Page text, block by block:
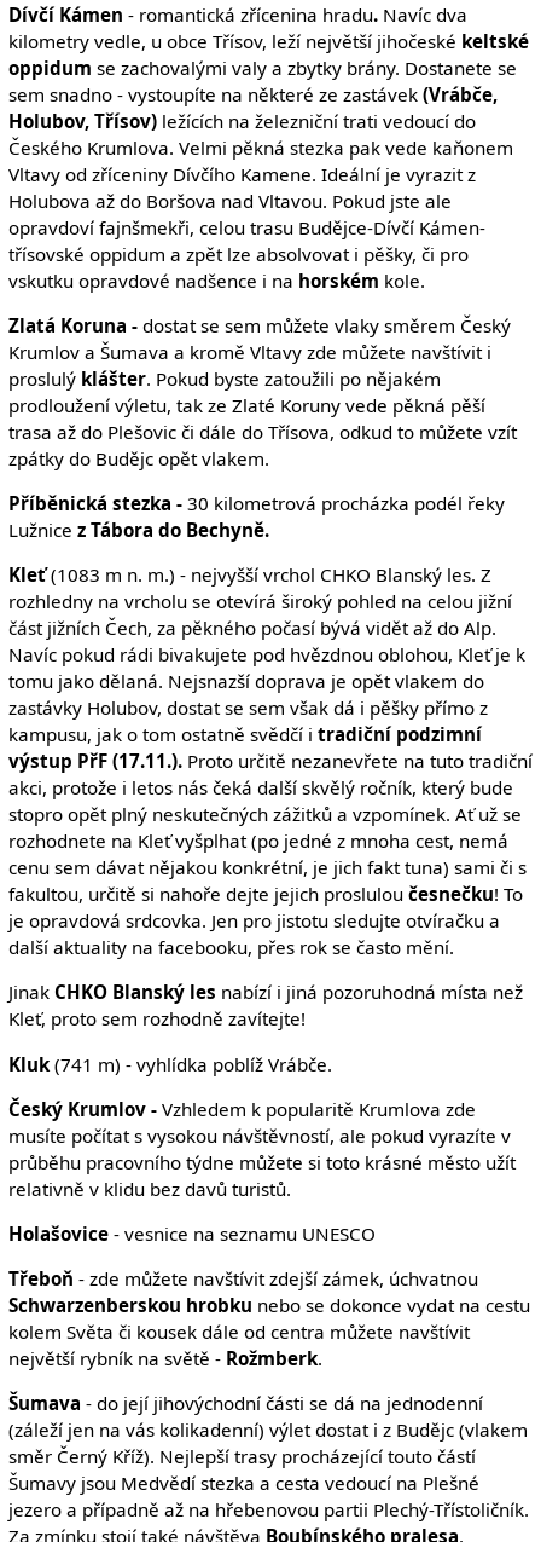
Dívčí Kámen - romantická zřícenina hradu.Navíc dva
kilometry vedle, u obce Třísov, leží největší jihočeské keltské
oppidum se zachovalými valy a zbytky brány. Dostanete se
sem snadno - vystoupíte na některé ze zastávek (Vrábče,
Holubov, Třísov)ležících na železniční trati vedoucí do
Českého Krumlova. Velmi pěkná stezka pak vede kaňonem
Vltavy od zříceniny Dívčího Kamene. Ideální je vyrazit z
Holubova až do Boršova nad Vltavou. Pokud jste ale
opravdoví fajnšmekři, celou trasu Budějce-Dívčí Kámen-
třísovské oppidum a zpět lze absolvovat i pěšky, či pro
vskutku opravdové nadšence i na horském kole.
Zlatá Koruna -dostat se sem můžete vlaky směrem Český
Krumlov a Šumava a kromě Vltavy zde můžete navštívit i
proslulý klášter. Pokud byste zatoužili po nějakém
prodloužení výletu, tak ze Zlaté Koruny vede pěkná pěší
trasa až do Plešovic či dále do Třísova, odkud to můžete vzít
zpátky do Budějc opět vlakem.
Příběnická stezka -30 kilometrová procházka podél řeky
Lužnice z Tábora do Bechyně.
Kleť(1083 m n. m.) - nejvyšší vrchol CHKO Blanský les. Z
rozhledny na vrcholu se otevírá široký pohled na celou jižní
část jižních Čech, za pěkného počasí bývá vidět až do Alp.
Navíc pokud rádi bivakujete pod hvězdnou oblohou, Kleť je k
tomu jako dělaná. Nejsnazší doprava je opět vlakem do
zastávky Holubov, dostat se sem však dá i pěšky přímo z
kampusu, jak o tom ostatně svědčí i tradiční podzimní
výstup PřF (17.11.).Proto určitě nezanevřete na tuto tradiční
akci, protože i letos nás čeká další skvělý ročník, který bude
stopro opět plný neskutečných zážitků a vzpomínek. Ať už se
rozhodnete na Kleť vyšplhat (po jedné z mnoha cest, nemá
cenu sem dávat nějakou konkrétní, je jich fakt tuna) sami či s
fakultou, určitě si nahoře dejte jejich proslulou česnečku! To
je opravdová srdcovka. Jen pro jistotu sledujte otvíračku a
další aktuality na facebooku, přes rok se často mění.
Jinak CHKO Blanský les nabízí i jiná pozoruhodná místa než
Kleť, proto sem rozhodně zavítejte!
Kluk(741 m) - vyhlídka poblíž Vrábče.
Český Krumlov -Vzhledem k popularitě Krumlova zde
musíte počítat s vysokou návštěvností, ale pokud vyrazíte v
průběhu pracovního týdne můžete si toto krásné město užít
relativně v klidu bez davů turistů.
Holašovice- vesnice na seznamu UNESCO
Třeboň - zde můžete navštívit zdejší zámek, úchvatnou
Schwarzenberskou hrobku nebo se dokonce vydat na cestu
kolem Světa či kousek dále od centra můžete navštívit
největší rybník na světě - Rožmberk.
Šumava - do její jihovýchodní části se dá na jednodenní
(záleží jen na vás kolikadenní) výlet dostat i z Budějc (vlakem
směr Černý Kříž). Nejlepší trasy procházející touto částí
Šumavy jsou Medvědí stezka a cesta vedoucí na Plešné
jezero a případně až na hřebenovou partii Plechý-Třístoličník.
Za zmínku stojí také návštěva Boubínského pralesa.